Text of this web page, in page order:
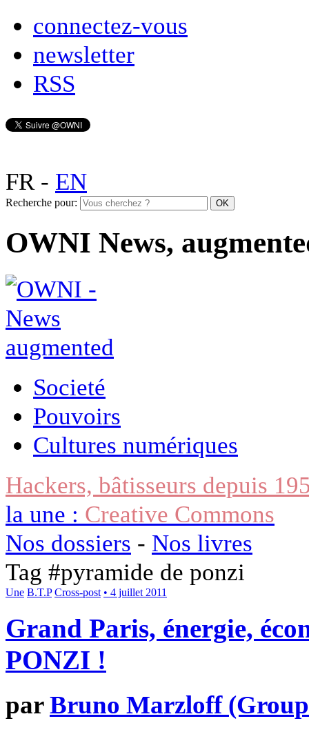
connectez-vous
newsletter
RSS
FR- EN
Recherche pour:
OWNI News,
Societé
Pouvoirs
Cultures numériques
Hackers, bâtisseurs depuis
la une : Creative Commons
Nos dossiers - Nos livres
Tag #pyramide de ponzi
Une B.T.P Cross-post • 4 juillet 2011
Grand Paris, énergie,
PONZI !
parBruno Marzloff